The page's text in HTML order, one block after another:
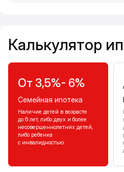
Калькулятор
От 3,5%- 6%
Семейная ипотека
Наличие детей в возрасте
до 6 лет, либо двух и более
несовершеннолетних детей,
либо ребенка
с инвалидностью.